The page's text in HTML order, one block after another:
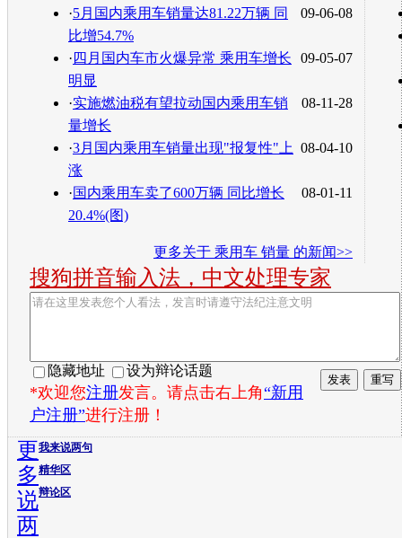
09-06-08
·5月国内乘用车销量达81.22万辆 同
比增54.7%
09-05-07
· 四月国内车市火爆异常 乘用车增长
明显
08-11-28
·实施燃油税有望拉动国内乘用车销
量增长
08-04-10
·3月国内乘用车销量出现"报复性"上
涨
08-01-11
·国内乘用车卖了600万辆 同比增长
20.4%(图)
更多关于 乘用车 销量 的新闻>>
搜狗拼音输入法，中文处理专家
隐藏地址 设为辩论话题
*欢迎您注册发言。请点击右上角“新用
户注册”进行注册！
我来说两句
精华区
辩论区
更
多
说
两